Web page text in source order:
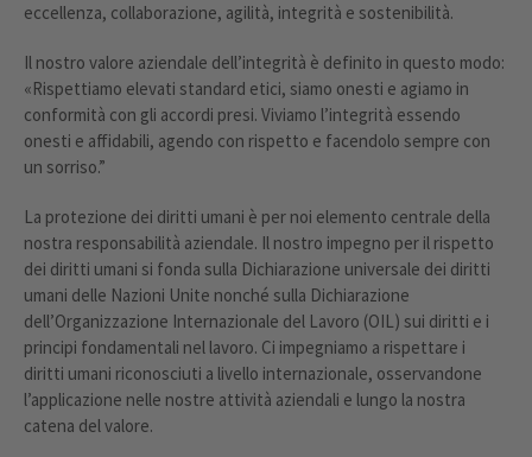
eccellenza, collaborazione, agilità, integrità e sostenibilità.
Il nostro valore aziendale dell’integrità è definito in questo modo:
«Rispettiamo elevati standard etici, siamo onesti e agiamo in
conformità con gli accordi presi. Viviamo l’integrità essendo
onesti e affidabili, agendo con rispetto e facendolo sempre con
un sorriso.”
La protezione dei diritti umani è per noi elemento centrale della
nostra responsabilità aziendale. Il nostro impegno per il rispetto
dei diritti umani si fonda sulla Dichiarazione universale dei diritti
umani delle Nazioni Unite nonché sulla Dichiarazione
dell’Organizzazione Internazionale del Lavoro (OIL) sui diritti e i
principi fondamentali nel lavoro. Ci impegniamo a rispettare i
diritti umani riconosciuti a livello internazionale, osservandone
l’applicazione nelle nostre attività aziendali e lungo la nostra
catena del valore.